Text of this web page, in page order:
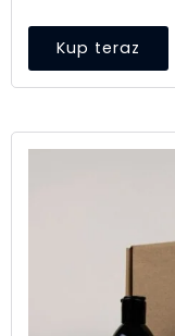
Kup teraz